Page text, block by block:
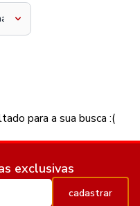
para a sua busca :(
exclusivas
cadastrar